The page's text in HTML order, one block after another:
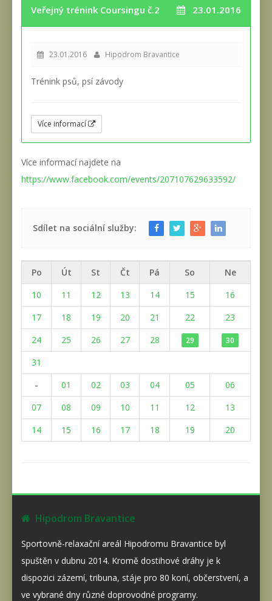
Veřejný trénink Coursingu č.2 23.01.2016
23.01.2016 Hipodrom Bravantice
Trénink psů, psí závody
Více informací
Více informací najdete na
https://www.facebook.com/events/207107629633592/
Sdílet na sociální služby:
Po Út St Čt Pá So
Ne
10
11 12 13 14 15
16
17
18 19 20 21 22
23
24
25 26 27 28 29 30
31
-
01 02 03 04 05
06
07
08 09 10 11 12
13
14
15 16 17 18 19 20
Hipodrom Bravantice
Sportovně-relaxační areál Hipodromu Bravantice byl
spuštěn v dubnu 2014. Kromě dostihové dráhy je k
dispozici zázemí, tribuna, stáje pro 80 koní, občerstvení, a
ve vybrané dny různé doprovodné programy.